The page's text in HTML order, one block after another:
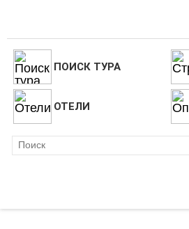
ПОИСК ТУРА
ОТЕЛИ